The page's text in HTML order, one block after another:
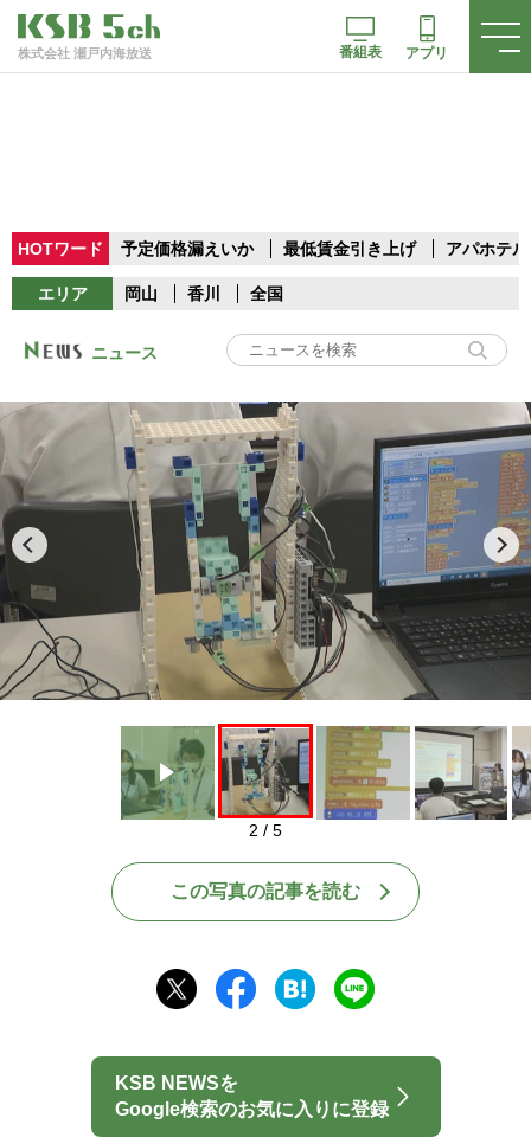
株式会社 瀬戸内海放送 番組表 アプリ
HOTワード 予定価格漏えいか 最低賃金引き上げ アパホテル
エリア 岡山 香川 全国
ニュース
Play
2 / 5
この写真の記事を読む
KSB NEWSを
Google検索のお気に入りに登録